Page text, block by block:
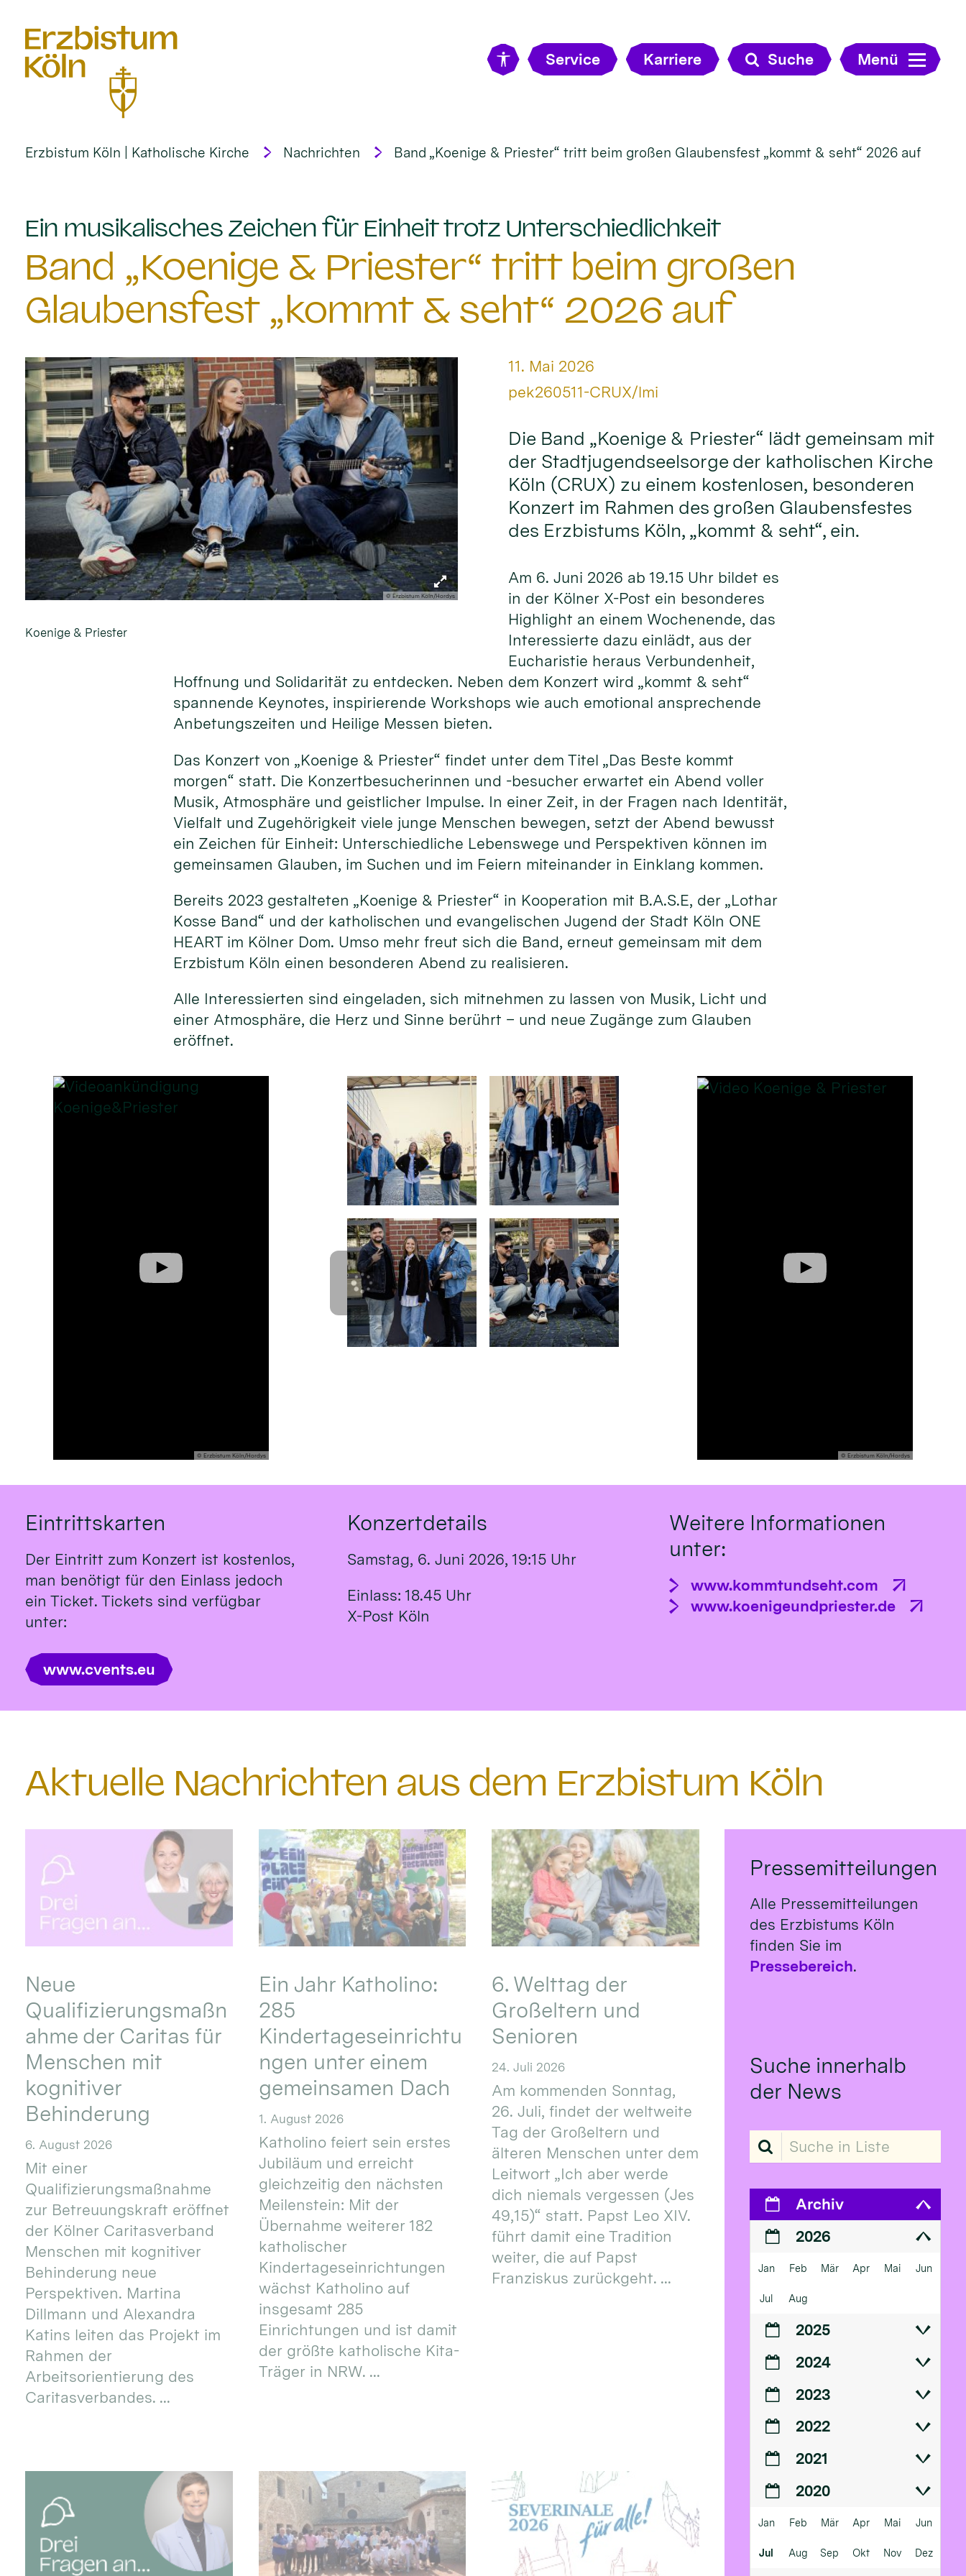
Service Karriere Suche Menü
Erzbistum Köln | Katholische Kirche Nachrichten Band „Koenige & Priester“ tritt beim großen Glaubensfest „kommt & seht“ 2026 auf
Ein musikalisches Zeichen für Einheit trotz Unterschiedlichkeit:
Band „Koenige & Priester“ tritt beim großen
Glaubensfest „kommt & seht“ 2026 auf
© Erzbistum Köln/Hordys
Koenige & Priester
Datum:
11. Mai 2026
Von:
pek260511-CRUX/lmi
Die Band „Koenige & Priester“ lädt gemeinsam mit
der Stadtjugendseelsorge der katholischen Kirche
Köln (CRUX) zu einem kostenlosen, besonderen
Konzert im Rahmen des großen Glaubensfestes
des Erzbistums Köln, „kommt & seht“, ein.
Am 6. Juni 2026 ab 19.15 Uhr bildet es
in der Kölner X-Post ein besonderes
Highlight an einem Wochenende, das
Interessierte dazu einlädt, aus der
Eucharistie heraus Verbundenheit,
Hoffnung und Solidarität zu entdecken. Neben dem Konzert wird „kommt & seht“
spannende Keynotes, inspirierende Workshops wie auch emotional ansprechende
Anbetungszeiten und Heilige Messen bieten.
Das Konzert von „Koenige & Priester“ findet unter dem Titel „Das Beste kommt
morgen“ statt. Die Konzertbesucherinnen und -besucher erwartet ein Abend voller
Musik, Atmosphäre und geistlicher Impulse. In einer Zeit, in der Fragen nach Identität,
Vielfalt und Zugehörigkeit viele junge Menschen bewegen, setzt der Abend bewusst
ein Zeichen für Einheit: Unterschiedliche Lebenswege und Perspektiven können im
gemeinsamen Glauben, im Suchen und im Feiern miteinander in Einklang kommen.
Bereits 2023 gestalteten „Koenige & Priester“ in Kooperation mit B.A.S.E, der „Lothar
Kosse Band“ und der katholischen und evangelischen Jugend der Stadt Köln ONE
HEART im Kölner Dom. Umso mehr freut sich die Band, erneut gemeinsam mit dem
Erzbistum Köln einen besonderen Abend zu realisieren.
Alle Interessierten sind eingeladen, sich mitnehmen zu lassen von Musik, Licht und
einer Atmosphäre, die Herz und Sinne berührt – und neue Zugänge zum Glauben
eröffnet.
© Erzbistum Köln/Hordys © Erzbistum Köln/Hordys
Eintrittskarten
Der Eintritt zum Konzert ist kostenlos,
man benötigt für den Einlass jedoch
ein Ticket. Tickets sind verfügbar
unter:
www.cvents.eu
Konzertdetails
Samstag, 6. Juni 2026, 19:15 Uhr
Einlass: 18.45 Uhr
X-Post Köln
Weitere Informationen
unter:
www.kommtundseht.com
www.koenigeundpriester.de
Aktuelle Nachrichten aus dem Erzbistum Köln
Neue
Qualifizierungsmaßn
ahme der Caritas für
Menschen mit
kognitiver
Behinderung
6. August 2026
Mit einer
Qualifizierungsmaßnahme
zur Betreuungskraft eröffnet
der Kölner Caritasverband
Menschen mit kognitiver
Behinderung neue
Perspektiven. Martina
Dillmann und Alexandra
Katins leiten das Projekt im
Rahmen der
Arbeitsorientierung des
Caritasverbandes. ...
Ein Jahr Katholino:
285
Kindertageseinrichtu
ngen unter einem
gemeinsamen Dach
1. August 2026
Katholino feiert sein erstes
Jubiläum und erreicht
gleichzeitig den nächsten
Meilenstein: Mit der
Übernahme weiterer 182
katholischer
Kindertageseinrichtungen
wächst Katholino auf
insgesamt 285
Einrichtungen und ist damit
der größte katholische Kita-
Träger in NRW. ...
6. Welttag der
Großeltern und
Senioren
24. Juli 2026
Am kommenden Sonntag,
26. Juli, findet der weltweite
Tag der Großeltern und
älteren Menschen unter dem
Leitwort „Ich aber werde
dich niemals vergessen (Jes
49,15)“ statt. Papst Leo XIV.
führt damit eine Tradition
weiter, die auf Papst
Franziskus zurückgeht. ...
Pressemitteilungen
Alle Pressemitteilungen
des Erzbistums Köln
finden Sie im
Pressebereich.
Suche innerhalb
der News
Suche in Liste
Archiv
2026
Jan Feb Mär Apr Mai Jun
Jul Aug
2025
2024
2023
2022
2021
2020
Jan Feb Mär Apr Mai Jun
Jul Aug Sep Okt Nov Dez